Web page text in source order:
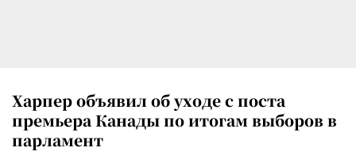
Харпер объявил об уходе с поста
премьера Канады по итогам выборов в
парламент